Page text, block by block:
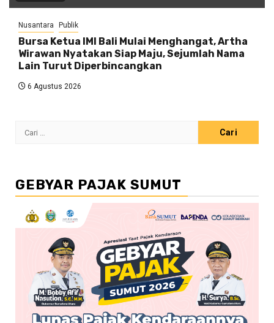
Nusantara Publik
Bursa Ketua IMI Bali Mulai Menghangat, Artha
Wirawan Nyatakan Siap Maju, Sejumlah Nama
Lain Turut Diperbincangkan
6 Agustus 2026
Cari
GEBYAR PAJAK SUMUT